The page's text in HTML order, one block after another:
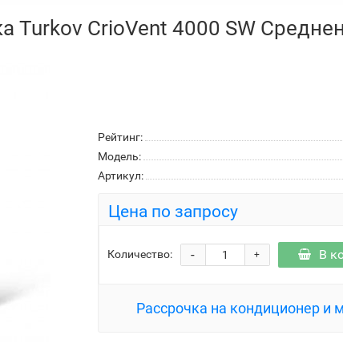
Turkov CrioVent 4000 SW
Рейтинг:
Модель:
Артикул:
Цена по запросу
Количество: +
- В
Рассрочка на кондиционер и